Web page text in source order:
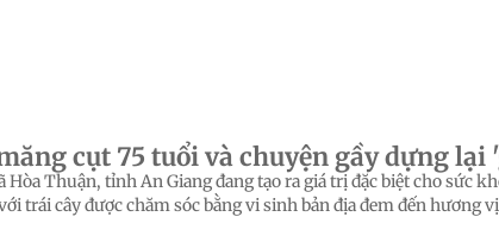
cụt 75 tuổi và chuyện gầy dựng
Thuận, tỉnh An Giang đang tạo ra giá trị đặc biệt cho sức
trái cây được chăm sóc bằng vi sinh bản địa đem đến hương